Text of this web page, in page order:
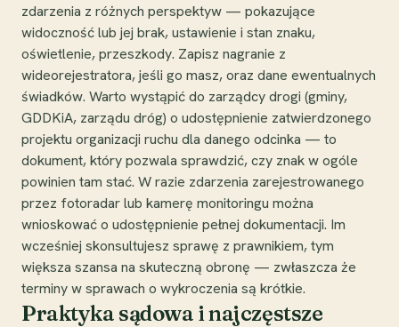
zdarzenia z różnych perspektyw — pokazujące
widoczność lub jej brak, ustawienie i stan znaku,
oświetlenie, przeszkody. Zapisz nagranie z
wideorejestratora, jeśli go masz, oraz dane ewentualnych
świadków. Warto wystąpić do zarządcy drogi (gminy,
GDDKiA, zarządu dróg) o udostępnienie zatwierdzonego
projektu organizacji ruchu dla danego odcinka — to
dokument, który pozwala sprawdzić, czy znak w ogóle
powinien tam stać. W razie zdarzenia zarejestrowanego
przez fotoradar lub kamerę monitoringu można
wnioskować o udostępnienie pełnej dokumentacji. Im
wcześniej skonsultujesz sprawę z prawnikiem, tym
większa szansa na skuteczną obronę — zwłaszcza że
terminy w sprawach o wykroczenia są krótkie.
Praktyka sądowa i najczęstsze